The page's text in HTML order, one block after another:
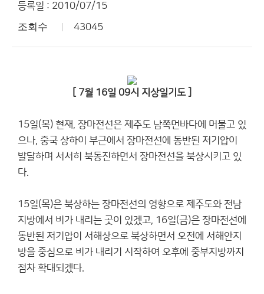
등록일 : 2010/07/15
조회수 43045
[ 7월 16일 09시 지상일기도 ]
15일(목) 현재, 장마전선은 제주도 남쪽먼바다에 머물고 있
으나, 중국 상하이 부근에서 장마전선에 동반된 저기압이
발달하며 서서히 북동진하면서 장마전선을 북상시키고 있
다.
15일(목)은 북상하는 장마전선의 영향으로 제주도와 전남
지방에서 비가 내리는 곳이 있겠고, 16일(금)은 장마전선에
동반된 저기압이 서해상으로 북상하면서 오전에 서해안지
방을 중심으로 비가 내리기 시작하여 오후에 중부지방까지
점차 확대되겠다.